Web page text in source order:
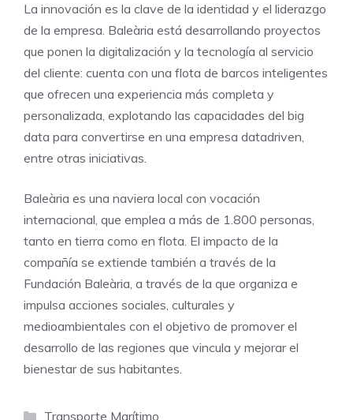
La innovación es la clave de la identidad y el liderazgo
de la empresa. Baleària está desarrollando proyectos
que ponen la digitalización y la tecnología al servicio
del cliente: cuenta con una flota de barcos inteligentes
que ofrecen una experiencia más completa y
personalizada, explotando las capacidades del big
data para convertirse en una empresa datadriven,
entre otras iniciativas.
Baleària es una naviera local con vocación
internacional, que emplea a más de 1.800 personas,
tanto en tierra como en flota. El impacto de la
compañía se extiende también a través de la
Fundación Baleària, a través de la que organiza e
impulsa acciones sociales, culturales y
medioambientales con el objetivo de promover el
desarrollo de las regiones que vincula y mejorar el
bienestar de sus habitantes.
Categorías
Transporte Marítimo